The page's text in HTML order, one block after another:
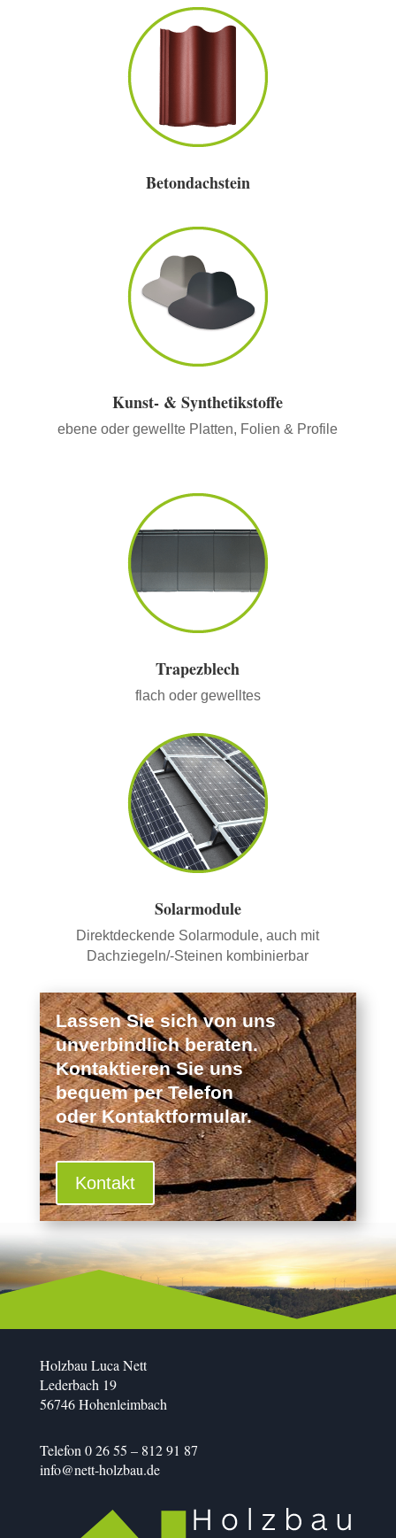
Betondachstein
Kunst- & Synthetikstoffe
ebene oder gewellte Platten, Folien & Profile
Trapezblech
flach oder gewelltes
Solarmodule
Direktdeckende Solarmodule, auch mit
Dachziegeln/-Steinen kombinierbar
Lassen Sie sich von uns
unverbindlich beraten.
Kontaktieren Sie uns
bequem per Telefon
oder Kontaktformular.
Kontakt
Holzbau Luca Nett
Lederbach 19
56746 Hohenleimbach
Telefon 0 26 55 – 812 91 87
info@nett-holzbau.de